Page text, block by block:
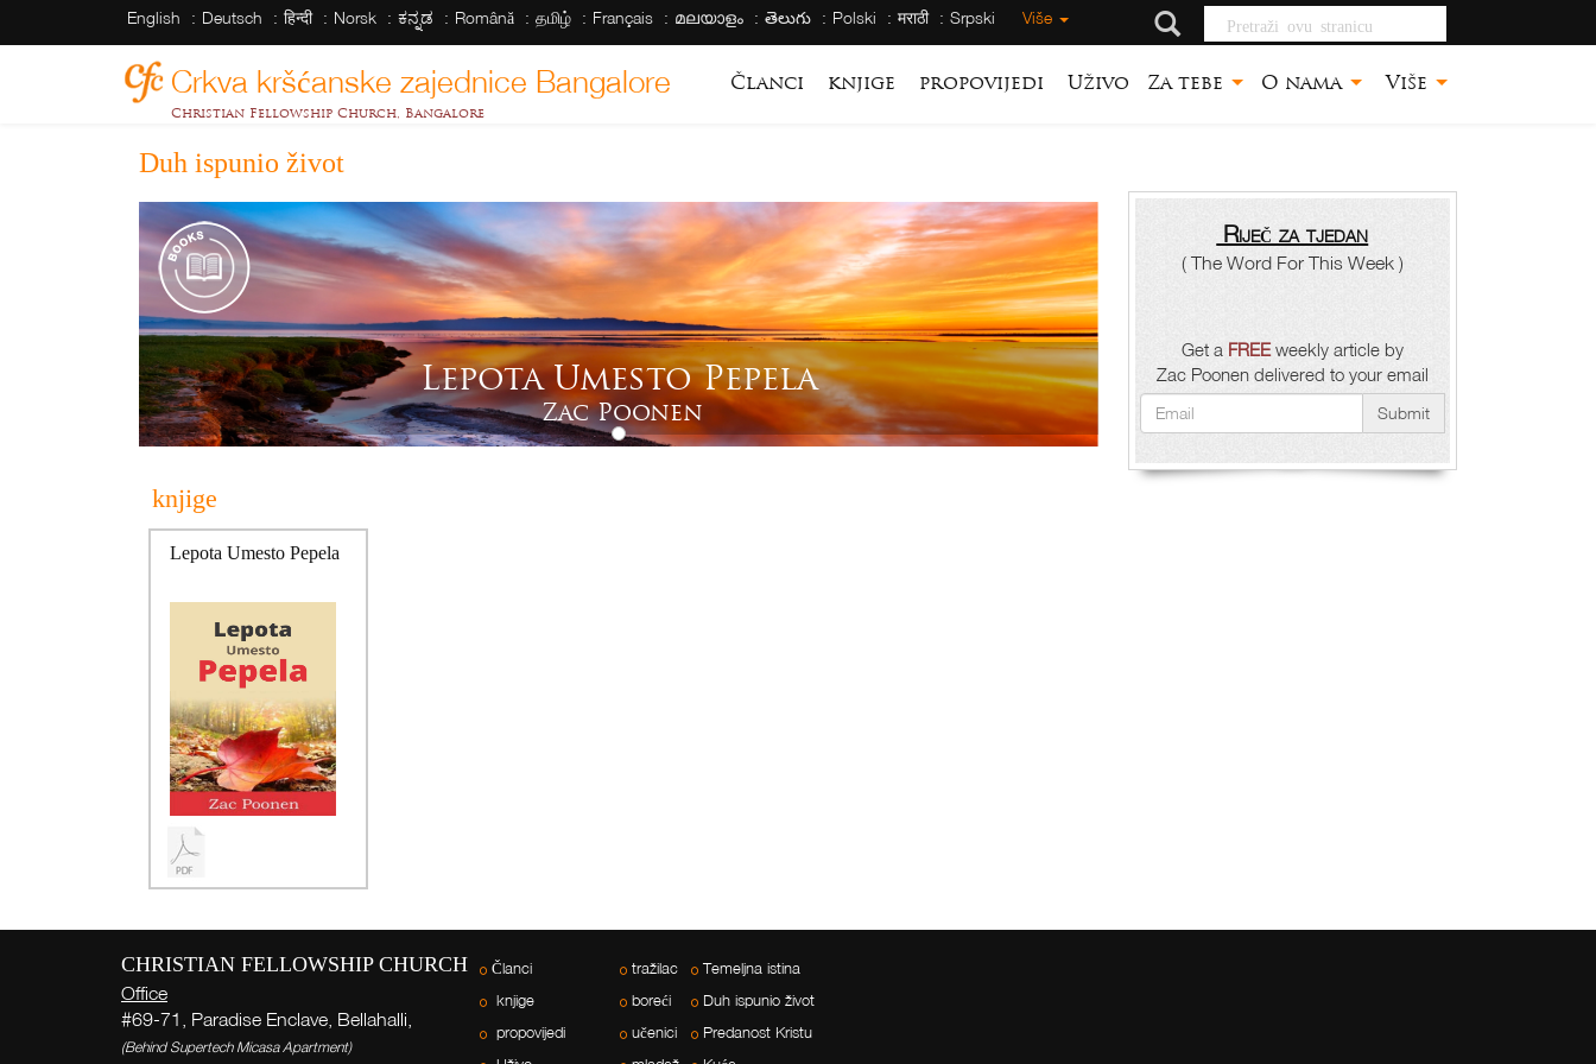
English Deutsch हिन्दी Norsk ಕನ್ನಡ Română தமிழ் Français മലയാളം తెలుగు Polski मराठी Srpski Više
Pretraži ovu
stranicu
Crkva kršćanske zajednice Bangalore
Christian Fellowship Church, Bangalore
Članci knjige propovijedi Uživo Za tebe O nama Više
Duh ispunio život
Lepota Umesto Pepela
Zac Poonen
knjige
Lepota Umesto Pepela
Riječ za tjedan
( The Word For This Week )
Get a FREEweekly article by
Zac Poonen delivered to your email
Submit
CHRISTIAN FELLOWSHIP CHURCH
Office
#69-71, Paradise Enclave, Bellahalli,
(Behind Supertech Micasa Apartment)
Članci
knjige
propovijedi
tražilac
boreći
učenici
Temeljna istina
Duh ispunio život
Predanost Kristu